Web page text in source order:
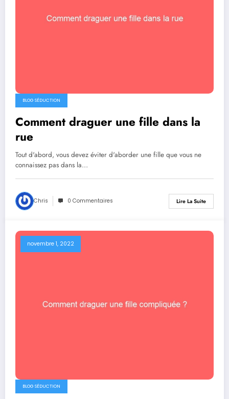
BLOG SÉDUCTION
Comment draguer une fille dans la
rue
Tout d'abord, vous devez éviter d'aborder une fille que vous ne
connaissez pas dans la…
Chris 0 Commentaires Lire La Suite
novembre 1, 2022
BLOG SÉDUCTION